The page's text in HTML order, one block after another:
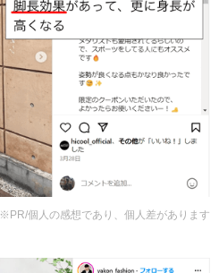
※PR/個人の感想であり、個人差があります